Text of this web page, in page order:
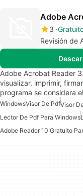
Adobe
3
Revisión de
Adobe Acrobat Reader
visualizar, imprimir,
programa se considera
WindowsVisor De PdfVisor
Lector De Pdf Para Windows